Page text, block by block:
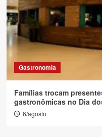
Gastronomia
Famílias trocam
gastronômicas no Dia
6/agosto